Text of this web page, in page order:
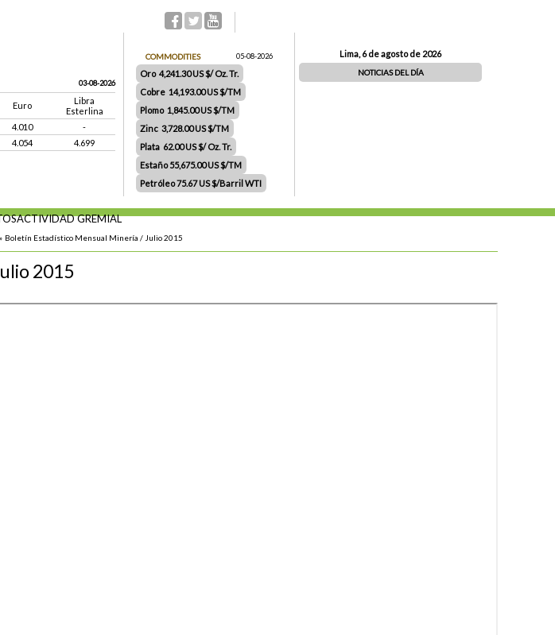
03-08-2026
Euro
Libra
Esterlina
4.010 -
4.054 4.699
COMMODITIES 05-08-2026
Oro 4,241.30 US $/ Oz. Tr.
Cobre 14,193.00 US $/TM
Plomo 1,845.00 US $/TM
Zinc 3,728.00 US $/TM
Plata 62.00 US $/ Oz. Tr.
Estaño 55,675.00 US $/TM
Petróleo 75.67 US $/Barril WTI
Lima, 6 de agosto de 2026
NOTICIAS DEL DÍA
ACTIVIDAD GREMIAL
» Boletín Estadístico Mensual Minería / Julio 2015
2015